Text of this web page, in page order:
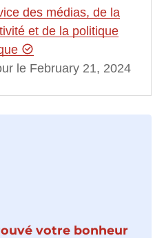
des médias, de la
et de la politique
le February 21, 2024
votre bonheur